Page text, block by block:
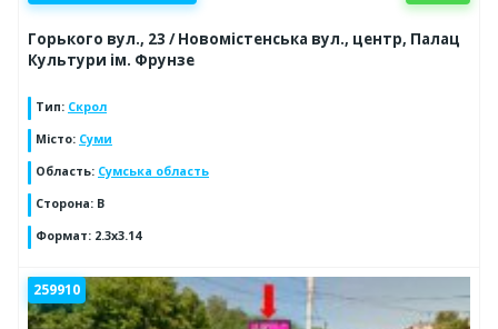
Горького вул., 23 / Новомістенська вул., центр, Палац
Культури ім. Фрунзе
Тип: Скрол
Місто: Суми
Область: Сумська область
Сторона: B
Формат: 2.3x3.14
259910